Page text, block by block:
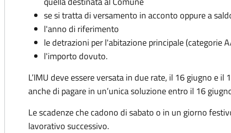
se si tratta di versamento in acconto oppure a
l'anno di riferimento
le detrazioni per l'abitazione principale (categorie
l'importo dovuto.
L’IMU deve essere versata in due rate, il 16 giugno e il
anche di pagare in un’unica soluzione entro il 16
Le scadenze che cadono di sabato o in un giorno
lavorativo successivo.